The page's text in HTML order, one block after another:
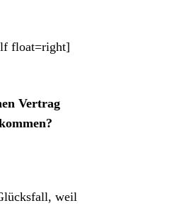
float=right]
Ver­trag
weil